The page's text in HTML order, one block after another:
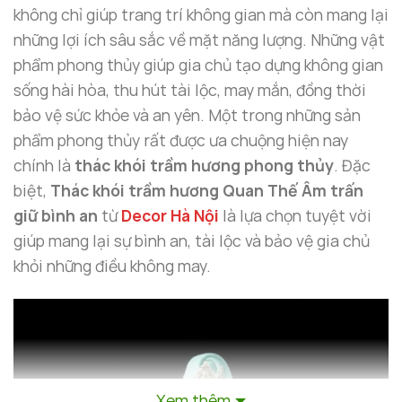
không chỉ giúp trang trí không gian mà còn mang lại
những lợi ích sâu sắc về mặt năng lượng. Những vật
phẩm phong thủy giúp gia chủ tạo dựng không gian
sống hài hòa, thu hút tài lộc, may mắn, đồng thời
bảo vệ sức khỏe và an yên. Một trong những sản
phẩm phong thủy rất được ưa chuộng hiện nay
chính là thác khói trầm hương phong thủy. Đặc
biệt, Thác khói trầm hương Quan Thế Âm trấn
giữ bình an từDecor Hà Nội là lựa chọn tuyệt vời
giúp mang lại sự bình an, tài lộc và bảo vệ gia chủ
khỏi những điều không may.